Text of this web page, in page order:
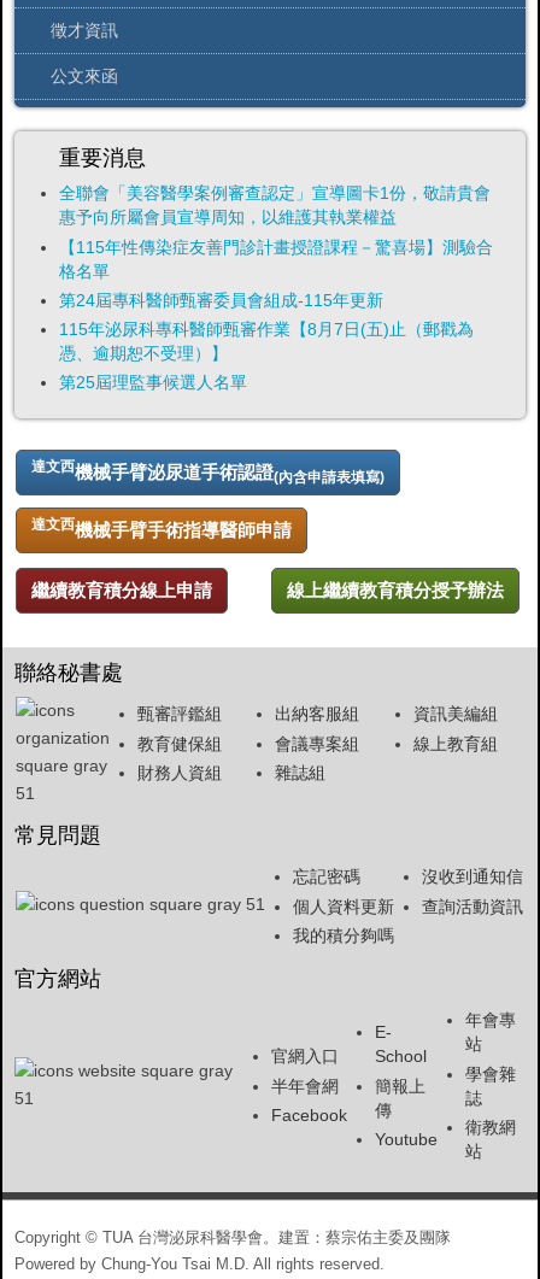
徵才資訊
公文來函
重要消息
全聯會「​美容醫學案例審查認定」宣導圖卡1份，敬請貴會
惠予向所屬會員宣導周知，以維護其執業權益
【115年性傳染症友善門診計畫授證課程－驚喜場】測驗合
格名單
第24屆專科醫師甄審委員會組成-115年更新
115年泌尿科專科醫師甄審作業【8月7日(五)止（郵戳為
憑、逾期恕不受理）】
第25屆理監事候選人名單
達文西機械手臂泌尿道手術認證(內含申請表填寫)
達文西機械手臂手術指導醫師申請
繼續教育積分線上申請 線上繼續教育積分授予辦法
聯絡秘書處
甄審評鑑組
教育健保組
財務人資組
出納客服組
會議專案組
雜誌組
資訊美編組
線上教育組
常見問題
忘記密碼
個人資料更新
我的積分夠嗎
沒收到通知信
查詢活動資訊
官方網站
官網入口
半年會網
Facebook
E-
School
簡報上
傳
Youtube
年會專
站
學會雜
誌
衛教網
站
Copyright © TUA 台灣泌尿科醫學會。建置：蔡宗佑主委及團隊
Powered by Chung-You Tsai M.D. All rights reserved.